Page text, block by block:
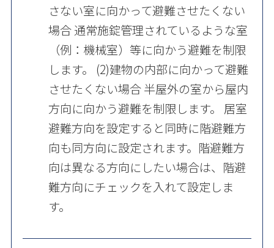
さない室に向かって避難させたくない
場合 通常施錠管理されているような室
（例：機械室）等に向かう避難を制限
します。 (2)建物の内部に向かって避難
させたくない場合 半屋外の室から屋内
方向に向かう避難を制限します。 居室
避難方向を設定すると同時に階避難方
向も同方向に設定されます。階避難方
向は異なる方向にしたい場合は、階避
難方向にチェックを入れて設定しま
す。